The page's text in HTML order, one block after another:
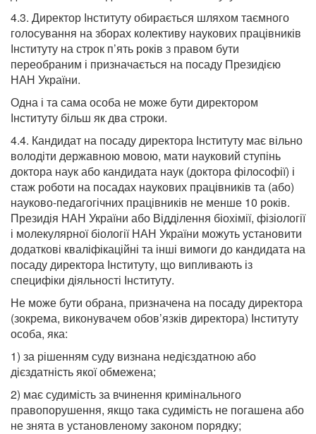
4.3. Директор Інституту обирається шляхом таємного
голосування на зборах колективу наукових працівників
Інституту на строк п’ять років з правом бути
переобраним і призначається на посаду Президією
НАН України.
Одна і та сама особа не може бути директором
Інституту більш як два строки.
4.4. Кандидат на посаду директора Інституту має вільно
володіти державною мовою, мати науковий ступінь
доктора наук або кандидата наук (доктора філософії) і
стаж роботи на посадах наукових працівників та (або)
науково-педагогічних працівників не менше 10 років.
Президія НАН України або Відділення біохімії, фізіології
і молекулярної біології НАН України можуть установити
додаткові кваліфікаційні та інші вимоги до кандидата на
посаду директора Інституту, що випливають із
специфіки діяльності Інституту.
Не може бути обрана, призначена на посаду директора
(зокрема, виконувачем обов’язків директора) Інституту
особа, яка:
1) за рішенням суду визнана недієздатною або
дієздатність якої обмежена;
2) має судимість за вчинення кримінального
правопорушення, якщо така судимість не погашена або
не знята в установленому законом порядку;